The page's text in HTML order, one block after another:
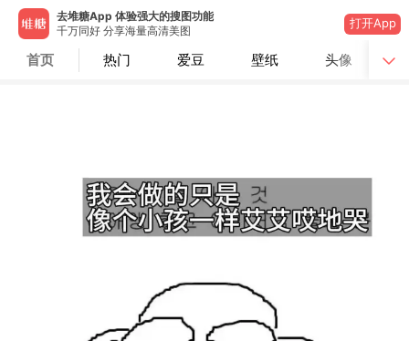
去堆糖App 体验强大的搜图功能
千万同好 分享海量高清美图
打开App
首页 热门 爱豆 壁纸 头像